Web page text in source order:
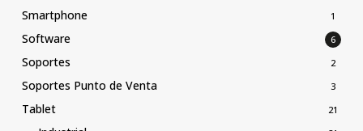
Smartphone 1
Software 6
Soportes 2
Soportes Punto de Venta 3
Tablet 21